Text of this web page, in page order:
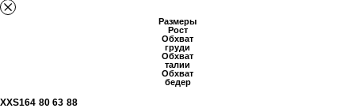
Размеры
Рост
Обхват
груди
Обхват
талии
Обхват
бедер
XXS164 80 63 88